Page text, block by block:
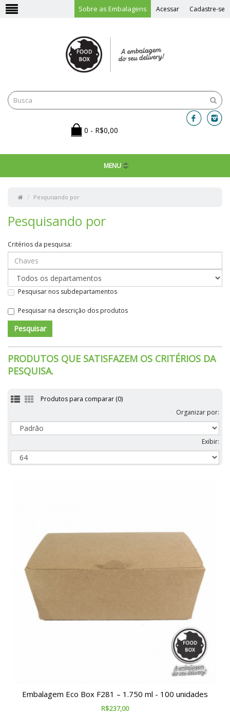
Sobre as Embalagens Acessar Cadastre-se
0 - R$0,00
MENU
Pesquisando por
Pesquisando por
Critérios da pesquisa:
Pesquisar nos subdepartamentos
Pesquisar na descrição dos produtos
PRODUTOS QUE SATISFAZEM OS CRITÉRIOS DA
PESQUISA.
Produtos para comparar (0)
Organizar por:
Exibir:
Embalagem Eco Box F281 – 1.750 ml - 100 unidades
R$237,00